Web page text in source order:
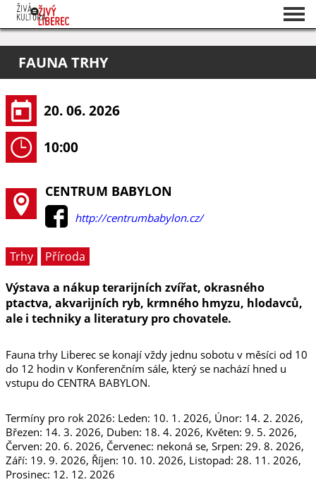
O projektu
Pořadatelé
FAUNA TRHY
20. 06. 2026
10:00
CENTRUM BABYLON
http://centrumbabylon.cz/
Trhy
Příroda
Výstava a nákup terarijních zvířat, okrasného
ptactva, akvarijních ryb, krmného hmyzu, hlodavců,
ale i techniky a literatury pro chovatele.
Fauna trhy Liberec se konají vždy jednu sobotu v měsíci od 10
do 12 hodin v Konferenčním sále, který se nachází hned u
vstupu do CENTRA BABYLON.
Termíny pro rok 2026: Leden: 10. 1. 2026, Únor: 14. 2. 2026,
Březen: 14. 3. 2026, Duben: 18. 4. 2026, Květen: 9. 5. 2026,
Červen: 20. 6. 2026, Červenec: nekoná se, Srpen: 29. 8. 2026,
Září: 19. 9. 2026, Říjen: 10. 10. 2026, Listopad: 28. 11. 2026,
Prosinec: 12. 12. 2026